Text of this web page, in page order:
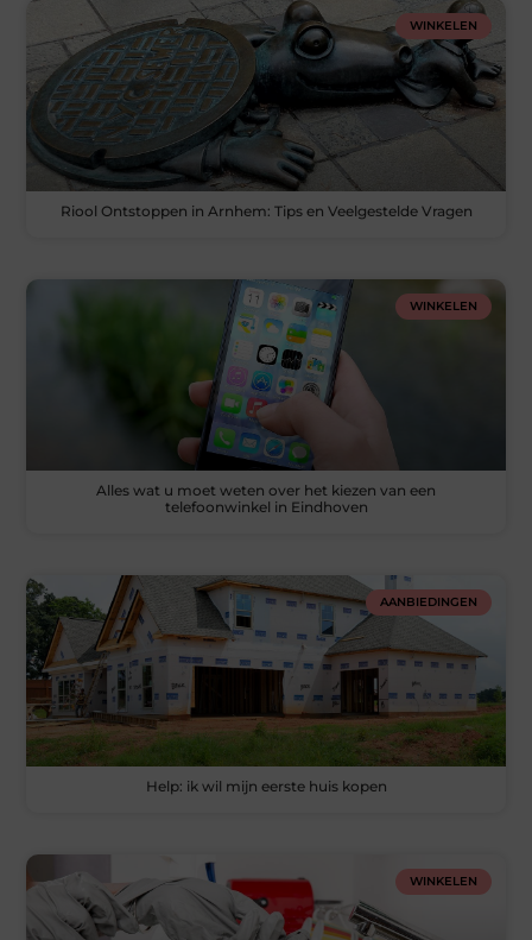
WINKELEN
Riool Ontstoppen in Arnhem: Tips en Veelgestelde Vragen
WINKELEN
Alles wat u moet weten over het kiezen van een
telefoonwinkel in Eindhoven
AANBIEDINGEN
Help: ik wil mijn eerste huis kopen
WINKELEN